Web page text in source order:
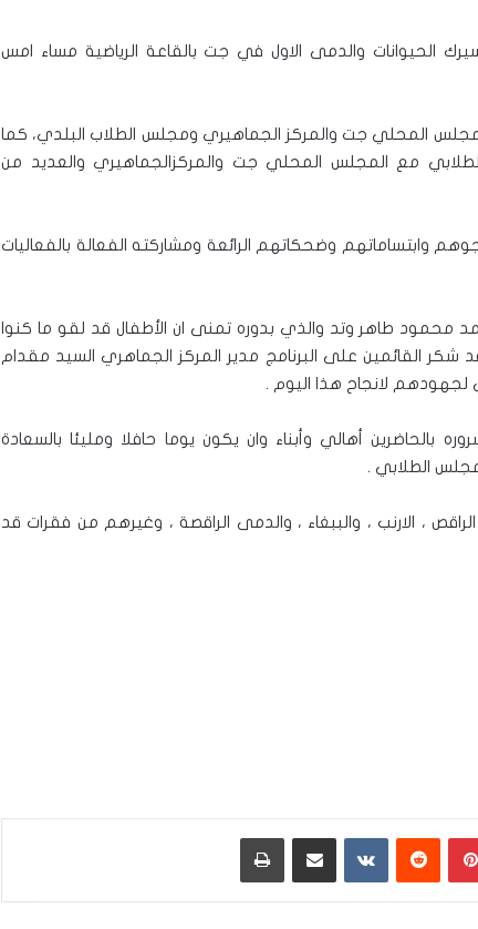
الحيوانات والدمى الاول في جت بالقاعة الرياضية مساء امس
المحلي جت والمركز الجماهيري ومجلس الطلاب البلدي، كما
مع المجلس المحلي جت والمركزالجماهيري والعديد من
وابتساماتهم وضحكاتهم الرائعة ومشاركته الفعالة بالفعاليات
طاهر وتد والذي بدوره تمنى ان الأطفال قد لقو ما كنوا
القائمين على البرنامج مدير المركز الجماهري السيد مقدام
لانجاح هذا اليوم .
بالحاضرين أهالي وأبناء وان يكون يوما حافلا ومليئا بالسعادة
الطلابي .
، الارنب ، والببغاء ، والدمى الراقصة ، وغيرهم من فقرات قد
بينتيريست ‏VKontakte